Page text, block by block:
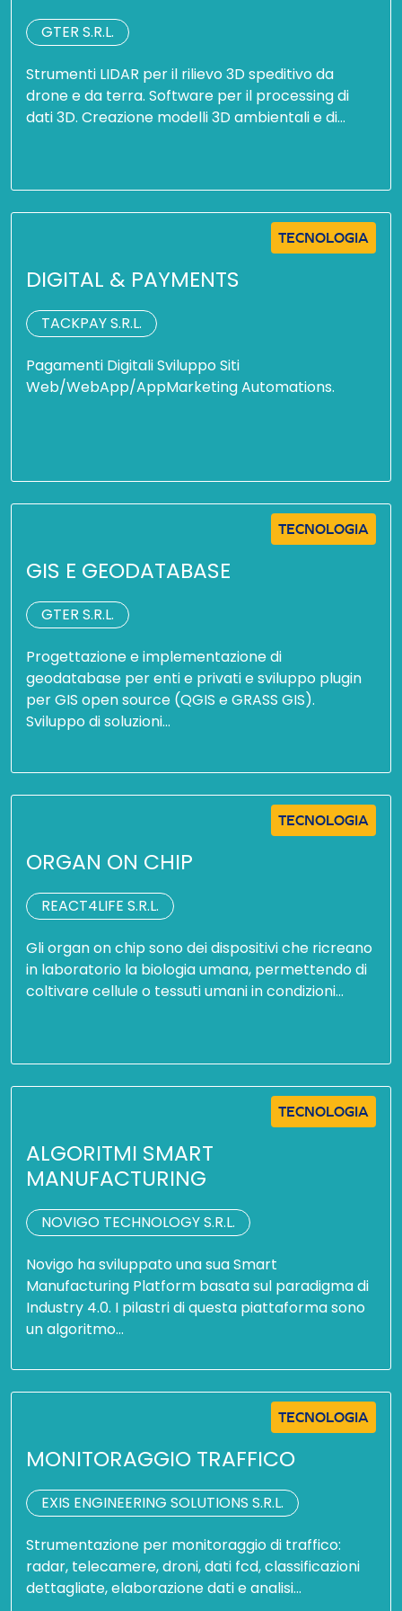
GTER S.R.L.
Strumenti LIDAR per il rilievo 3D speditivo da
drone e da terra. Software per il processing di
dati 3D. Creazione modelli 3D ambientali e di…
TECNOLOGIA
DIGITAL & PAYMENTS
TACKPAY S.R.L.
Pagamenti Digitali Sviluppo Siti
Web/WebApp/AppMarketing Automations.
TECNOLOGIA
GIS E GEODATABASE
GTER S.R.L.
Progettazione e implementazione di
geodatabase per enti e privati e sviluppo plugin
per GIS open source (QGIS e GRASS GIS).
Sviluppo di soluzioni…
TECNOLOGIA
ORGAN ON CHIP
REACT4LIFE S.R.L.
Gli organ on chip sono dei dispositivi che ricreano
in laboratorio la biologia umana, permettendo di
coltivare cellule o tessuti umani in condizioni…
TECNOLOGIA
ALGORITMI SMART
MANUFACTURING
NOVIGO TECHNOLOGY S.R.L.
Novigo ha sviluppato una sua Smart
Manufacturing Platform basata sul paradigma di
Industry 4.0. I pilastri di questa piattaforma sono
un algoritmo…
TECNOLOGIA
MONITORAGGIO TRAFFICO
EXIS ENGINEERING SOLUTIONS S.R.L.
Strumentazione per monitoraggio di traffico:
radar, telecamere, droni, dati fcd, classificazioni
dettagliate, elaborazione dati e analisi…